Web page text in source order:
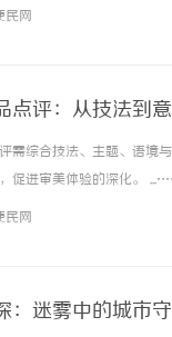
民网
点评：从技法到
需综合技法、主题、语境
促进审美体验的深化。
民网
：迷雾中的城市